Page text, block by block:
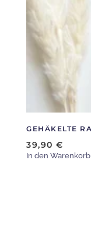
GEHÄKELTE
39,90 €
In den Warenkorb